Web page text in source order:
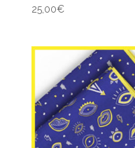
25,00€